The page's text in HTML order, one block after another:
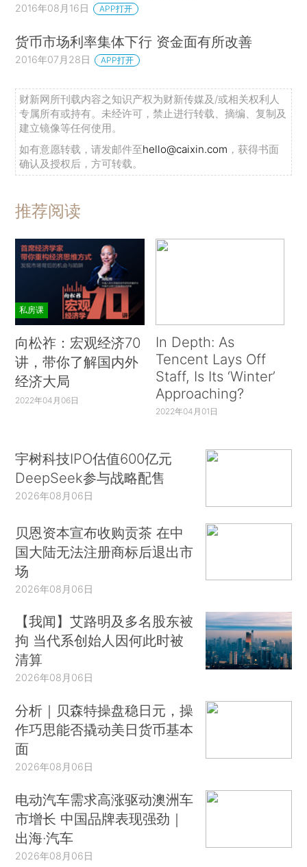
2016年08月16日 APP打开
货币市场利率集体下行 资金面有所改善
2016年07月28日 APP打开
财新网所刊载内容之知识产权为财新传媒及/或相关权利人
专属所有或持有。未经许可，禁止进行转载、摘编、复制及
建立镜像等任何使用。
如有意愿转载，请发邮件至hello@caixin.com ，获得书面
确认及授权后，方可转载。
推荐阅读
私房课
向松祚：宏观经济70
讲，带你了解国内外
经济大局
2022年04月06日
In Depth: As
Tencent Lays Off
Staff, Is Its ‘Winter’
Approaching?
2022年04月01日
宇树科技IPO估值600亿元
DeepSeek参与战略配售
2026年08月06日
贝恩资本宣布收购贡茶 在中
国大陆无法注册商标后退出市
场
2026年08月06日
【我闻】艾路明及多名股东被
拘 当代系创始人因何此时被
清算
2026年08月06日
分析｜贝森特操盘稳日元，操
作巧思能否撬动美日货币基本
面
2026年08月06日
电动汽车需求高涨驱动澳洲车
市增长 中国品牌表现强劲｜
出海·汽车
2026年08月06日